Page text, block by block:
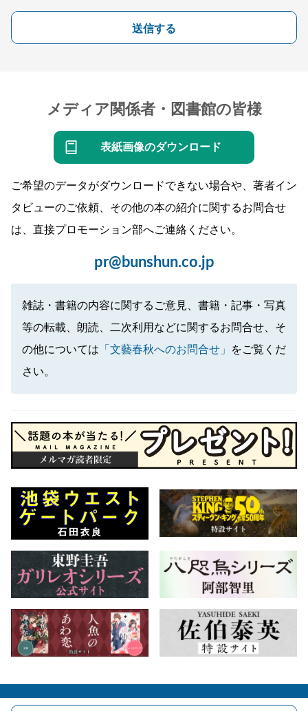
送信する
メディア関係者・図書館の皆様
表紙画像のダウンロード
ご希望のデータがダウンロードできない場合や、著者イン
タビューのご依頼、その他の本の紹介に関するお問合せ
は、直接プロモーション部へご連絡ください。
pr@bunshun.co.jp
雑誌・書籍の内容に関するご意見、書籍・記事・写真
等の転載、朗読、二次利用などに関するお問合せ、そ
の他については 「文藝春秋へのお問合せ」
をご覧くだ
さい。
会社概要 自費出版のご案内 お問合せ